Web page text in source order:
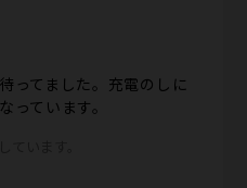
ってました。充電のしに
っています。